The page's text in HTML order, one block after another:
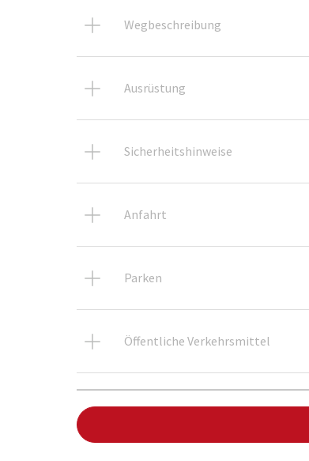
Wegbeschreibung
Ausrüstung
Sicherheitshinweise
Anfahrt
Parken
Öffentliche Verkehrsmittel